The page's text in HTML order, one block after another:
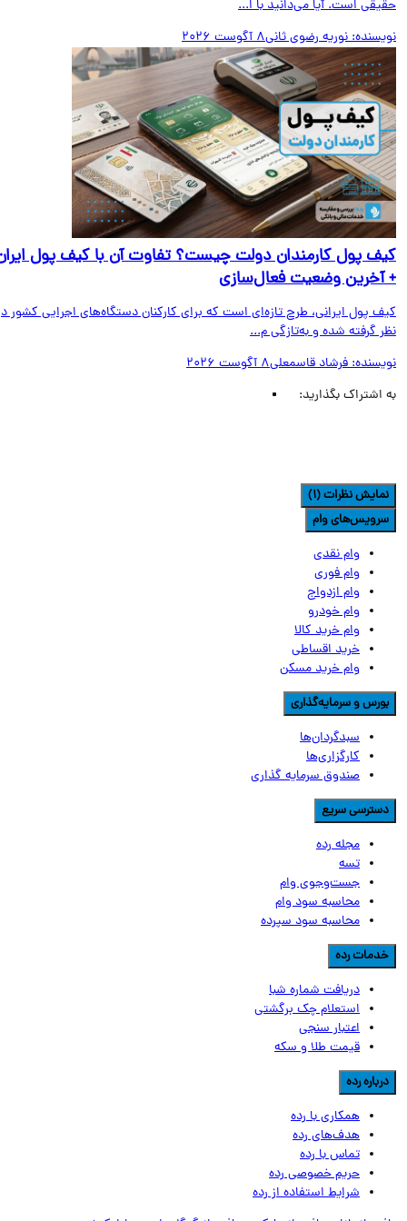
است. آیا می‌دانید با ا...
نوریه رضوی ثانی8 آگوست 2026
پول کارمندان دولت چیست؟ تفاوت آن با کیف پول ایران
وضعیت فعال‌سازی
پول ایرانی، طرح تازه‌ای است که برای کارکنان دستگاه‌های اجرایی کشور در
گرفته شده و به‌تازگی م...
فرشاد قاسمعلی8 آگوست 2026
اشتراک بگذارید:
نظرات (1)
وام
وام نقدی
وام فوری
وام ازدواج
وام خودرو
وام خرید کالا
خرید اقساطی
وام خرید مسکن
و سرمایه‌گذاری
سبدگردان‌ها
کارگزاری‌ها
صندوق سرمایه گذاری
سریع
مجله رده
تسه
جست‌وجوی وام
محاسبه سود وام
محاسبه سود سپرده
رده
دریافت شماره شبا
استعلام چک برگشتی
اعتبار سنجی
قیمت طلا و سکه
رده
همکاری با رده
هدف‌های رده
تماس‌ با‌ رده
حریم خصوصی رده
شرایط استفاده از رده